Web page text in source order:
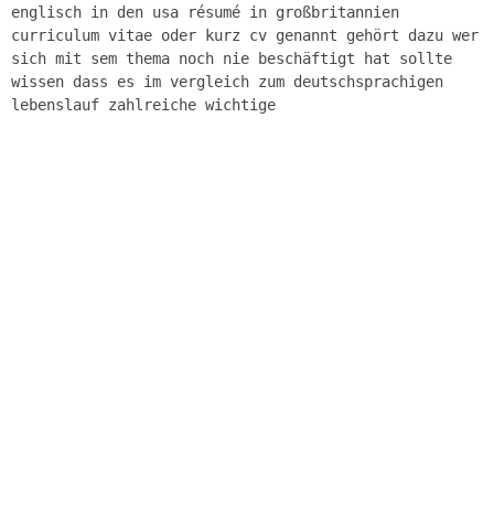
englisch in den usa résumé in großbritannien
curriculum vitae oder kurz cv genannt gehört dazu wer
sich mit sem thema noch nie beschäftigt hat sollte
wissen dass es im vergleich zum deutschsprachigen
lebenslauf zahlreiche wichtige